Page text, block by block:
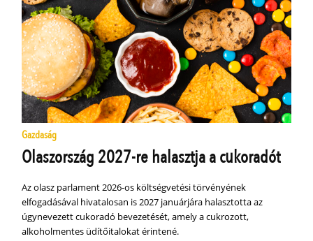
Gazdaság
Olaszország 2027-re halasztja a cukoradót
Az olasz parlament 2026-os költségvetési törvényének
elfogadásával hivatalosan is 2027 januárjára halasztotta az
úgynevezett cukoradó bevezetését, amely a cukrozott,
alkoholmentes üdítőitalokat érintené.